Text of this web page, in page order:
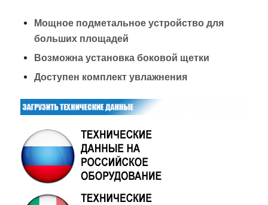
Мощное подметальное устройство для
больших площадей
Возможна установка боковой щетки
Доступен комплект увлажнения